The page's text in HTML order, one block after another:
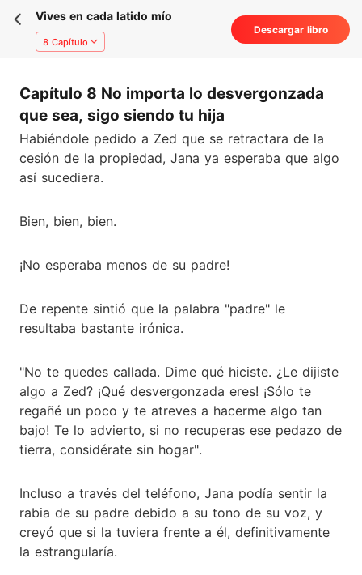
Vives en cada latido mío
8 Capítulo
Descargar libro
Capítulo 8 No importa lo desvergonzada
que sea, sigo siendo tu hija
Habiéndole pedido a Zed que se retractara de la
cesión de la propiedad, Jana ya esperaba que algo
así sucediera.
Bien, bien, bien.
¡No esperaba menos de su padre!
De repente sintió que la palabra "padre" le
resultaba bastante irónica.
"No te quedes callada. Dime qué hiciste. ¿Le dijiste
algo a Zed? ¡Qué desvergonzada eres! ¡Sólo te
regañé un poco y te atreves a hacerme algo tan
bajo! Te lo advierto, si no recuperas ese pedazo de
tierra, considérate sin hogar".
Incluso a través del teléfono, Jana podía sentir la
rabia de su padre debido a su tono de su voz, y
creyó que si la tuviera frente a él, definitivamente
la estrangularía.